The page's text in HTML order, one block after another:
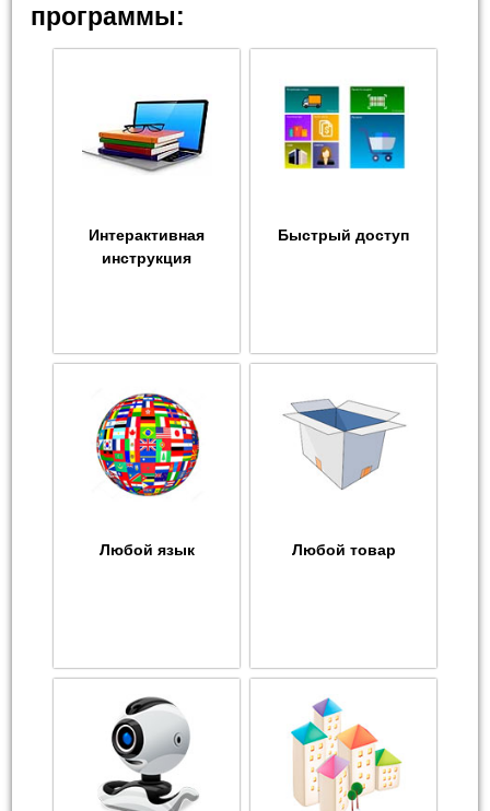
программы:
Интерактивная
инструкция
Быстрый доступ
Любой язык Любой товар